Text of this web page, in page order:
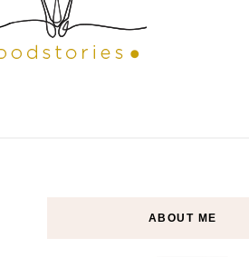
ABOUT ME